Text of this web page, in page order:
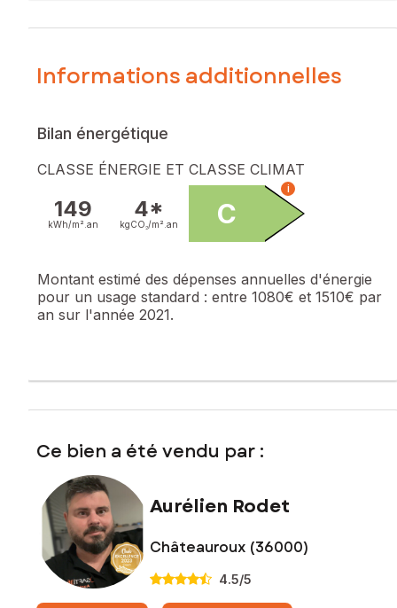
Informations additionnelles
Bilan énergétique
CLASSE ÉNERGIE ET CLASSE CLIMAT
149
kWh/m². an
4*
kgCO₂/m². an C
i
Montant estimé des dépenses annuelles d'énergie
pour un usage standard : entre 1080€ et 1510€ par
an sur l'année 2021.
Ce bien a été vendu par :
Aurélien Rodet
Châteauroux (36000)
4.5/5